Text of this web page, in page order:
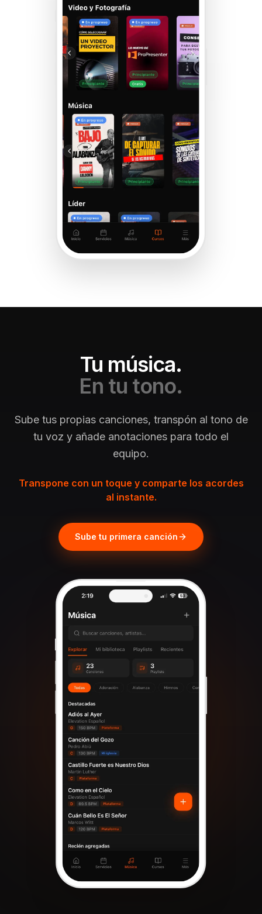
Tu música.
En tu tono.
Sube tus propias canciones, transpón al tono de
tu voz y añade anotaciones para todo el
equipo.
Transpone con un toque y comparte los acordes
al instante.
Sube tu primera canción